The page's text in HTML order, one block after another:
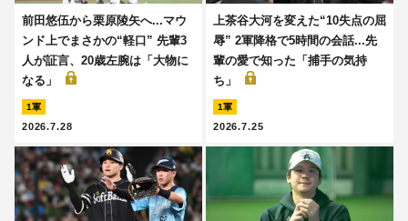
前田悠伍から栗原陵矢へ...マウ
ンド上でまさかの“軽口” 先輩3
人が証言、20歳左腕は「大物に
なる」
1軍
2026.7.28
上茶谷大河を変えた“10失点の屈
辱” 2軍降格で5時間の会話...先
輩の愛で知った「捕手の気持
ち」
1軍
2026.7.25